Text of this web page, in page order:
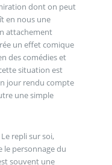
dont on peut
en nous une
attachement
un effet comique
des comédies et
situation est
jour rendu compte
une simple
repli sur soi,
le personnage du
souvent une